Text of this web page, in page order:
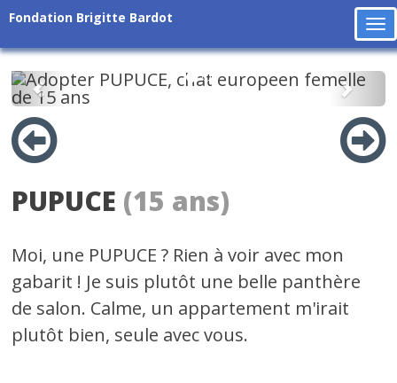
Fondation Brigitte Bardot
Précédent
PUPUCE (15 ans)
Moi, une PUPUCE ? Rien à voir avec mon
gabarit ! Je suis plutôt une belle panthère
de salon. Calme, un appartement m'irait
plutôt bien, seule avec vous.